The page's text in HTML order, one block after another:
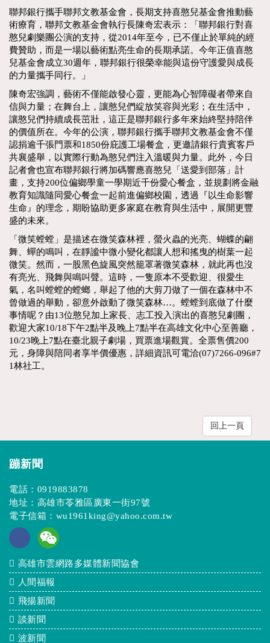
聯邦銀行攜手聯邦文教基金會，長期支持喜憨兒基金會推動藝
術療育，聯邦文教基金會執行長陳奇宏表示：「聯邦銀行對喜
憨兒劇樂團公演的支持，從2014年至今，已不僅止於單純的經
費贊助，而是一場以藝術點亮生命的長期承諾。今年正值喜憨
兒基金會成立30週年，聯邦銀行很榮幸能與這份守護愛與成長
的力量攜手同行。」
陳奇宏強調，藝術不僅能啟發心靈，更能為心智障礙者帶來自
信與力量；在舞台上，讓憨兒們綻放笑容與光彩；在生活中，
讓憨兒們持續成長茁壯，這正是聯邦銀行多年來始終堅持陪伴
的價值所在。今年的公演，聯邦銀行攜手聯邦文教基金會不僅
認捐逾千張門票和1850份庇護工場餐盒，更邀請銀行貴賓客戶
共襄盛舉，以實際行動為憨兒們注入溫暖與力量。此外，今日
記者會也宣布聯邦銀行將加碼響應喜憨兒「送愛到部落」計
畫，支持200位偏鄉學童一學期近千份愛心餐盒，並規劃將金融
教育知識隨同愛心餐盒一起前進偏鄉校園，透過『以生命影響
生命』的理念，期盼協助更多家庭在教育與生活中，展開更豐
盛的未來。
「微笑螳螳」是描述在微笑森林裡，螢火蟲的光亮、蝴蝶的翩
舞、蟬的鳴叫，在靜謐中微小變化都讓人想和搖曳的樹葉一起
微笑。然而，一股黑色旋風突然籠罩著微笑森林，就此再也沒
有亮光、飛舞與鳴叫聲。這時，一隻原本不受歡迎、很愛生
氣，名叫螳螳的螳螂，舉起了他的大剪刀做了一個在森林中不
曾做過的舉動，卻意外啟動了微笑森林…。螳螳到底做了什麼
事情呢？由13位憨兒加上家長、志工投入演出的喜憨兒劇團，
歡迎大家10/18下午2點半及晚上7點半在高雄文化中心至善廳，
10/23晚上7點在臺北親子劇場，買票進場觀賞。全票售價200
元，身障與陪同者享半價優惠，詳細資訊可電洽(07)7266-096#7
1林社工。
回上一頁
蹦新聞
電話： 0919883878
地址：高雄市苓雅區廣東一街97號
電子信箱： wu1961king@yahoo.com.tw
高雄市雲網路多媒體新聞協會
人間福報
飛揚新聞
談新聞
波新聞